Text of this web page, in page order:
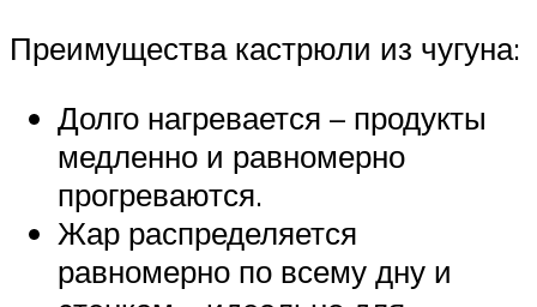
Преимущества кастрюли из чугуна:
Долго нагревается – продукты
медленно и равномерно
прогреваются.
Жар распределяется
равномерно по всему дну и